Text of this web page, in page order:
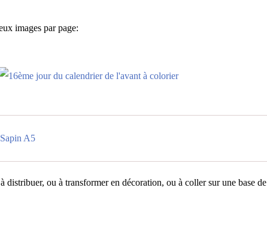
images par page:
Sapin A5
distribuer, ou à transformer en décoration, ou à coller sur une base de